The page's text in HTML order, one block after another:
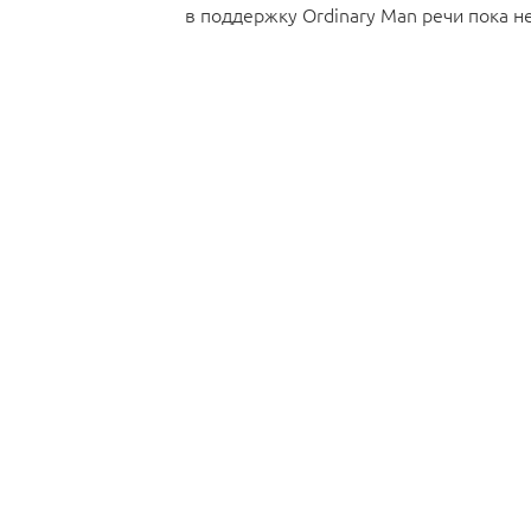
в поддержку Ordinary Man речи пока